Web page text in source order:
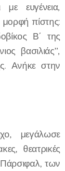
ευγένεια,
μορφή πίστης:
Β΄ της
βασιλιάς”,
Ανήκε στην
μεγάλωσε
θεατρικές
Πάρσιφαλ, των